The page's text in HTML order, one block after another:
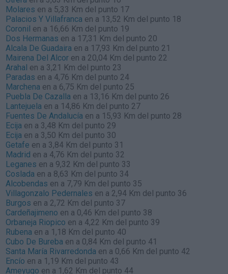
Molares en a 5,33 Km del punto 17
Palacios Y Villafranca en a 13,52 Km del punto 18
Coronil en a 16,66 Km del punto 19
Dos Hermanas en a 17,31 Km del punto 20
Alcala De Guadaira en a 17,93 Km del punto 21
Mairena Del Alcor en a 20,04 Km del punto 22
Arahal en a 3,21 Km del punto 23
Paradas en a 4,76 Km del punto 24
Marchena en a 6,75 Km del punto 25
Puebla De Cazalla en a 13,16 Km del punto 26
Lantejuela en a 14,86 Km del punto 27
Fuentes De Andalucía en a 15,93 Km del punto 28
Ecija en a 3,48 Km del punto 29
Ecija en a 3,50 Km del punto 30
Getafe en a 3,84 Km del punto 31
Madrid en a 4,76 Km del punto 32
Leganes en a 9,32 Km del punto 33
Coslada en a 8,63 Km del punto 34
Alcobendas en a 7,79 Km del punto 35
Villagonzalo Pedernales en a 2,94 Km del punto 36
Burgos en a 2,72 Km del punto 37
Cardeñajimeno en a 0,46 Km del punto 38
Orbaneja Riopico en a 4,22 Km del punto 39
Rubena en a 1,18 Km del punto 40
Cubo De Bureba en a 0,84 Km del punto 41
Santa María Rivarredonda en a 0,66 Km del punto 42
Encío en a 1,19 Km del punto 43
Ameyugo en a 1,62 Km del punto 44